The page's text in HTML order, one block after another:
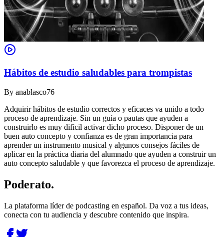
Hábitos de estudio saludables para trompistas
By anablasco76
Adquirir hábitos de estudio correctos y eficaces va unido a todo
proceso de aprendizaje. Sin un guía o pautas que ayuden a
construirlo es muy difícil activar dicho proceso. Disponer de un
buen auto concepto y confianza es de gran importancia para
aprender un instrumento musical y algunos consejos fáciles de
aplicar en la práctica diaria del alumnado que ayuden a construir un
auto concepto saludable y que favorezca el proceso de aprendizaje.
Poderato.
La plataforma líder de podcasting en español. Da voz a tus ideas,
conecta con tu audiencia y descubre contenido que inspira.